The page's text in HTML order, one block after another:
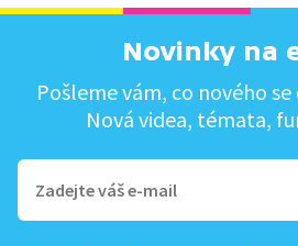
Novinky na
Pošleme vám, co nového se
Nová videa, témata,